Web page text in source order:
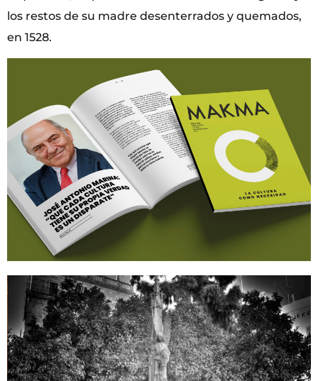
los restos de su madre desenterrados y quemados,
en 1528.